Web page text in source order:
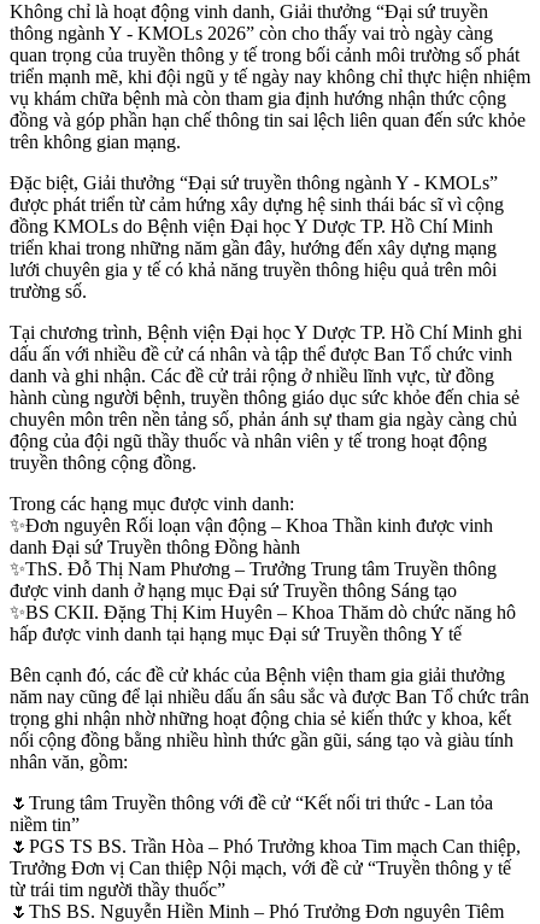
Không chỉ là hoạt động vinh danh, Giải thưởng “Đại sứ truyền
thông ngành Y - KMOLs 2026” còn cho thấy vai trò ngày càng
quan trọng của truyền thông y tế trong bối cảnh môi trường số phát
triển mạnh mẽ, khi đội ngũ y tế ngày nay không chỉ thực hiện nhiệm
vụ khám chữa bệnh mà còn tham gia định hướng nhận thức cộng
đồng và góp phần hạn chế thông tin sai lệch liên quan đến sức khỏe
trên không gian mạng.
Đặc biệt, Giải thưởng “Đại sứ truyền thông ngành Y - KMOLs”
được phát triển từ cảm hứng xây dựng hệ sinh thái bác sĩ vì cộng
đồng KMOLs do Bệnh viện Đại học Y Dược TP. Hồ Chí Minh
triển khai trong những năm gần đây, hướng đến xây dựng mạng
lưới chuyên gia y tế có khả năng truyền thông hiệu quả trên môi
trường số.
Tại chương trình, Bệnh viện Đại học Y Dược TP. Hồ Chí Minh ghi
dấu ấn với nhiều đề cử cá nhân và tập thể được Ban Tổ chức vinh
danh và ghi nhận. Các đề cử trải rộng ở nhiều lĩnh vực, từ đồng
hành cùng người bệnh, truyền thông giáo dục sức khỏe đến chia sẻ
chuyên môn trên nền tảng số, phản ánh sự tham gia ngày càng chủ
động của đội ngũ thầy thuốc và nhân viên y tế trong hoạt động
truyền thông cộng đồng.
Trong các hạng mục được vinh danh:
✨Đơn nguyên Rối loạn vận động – Khoa Thần kinh được vinh
danh Đại sứ Truyền thông Đồng hành
✨ThS. Đỗ Thị Nam Phương – Trưởng Trung tâm Truyền thông
được vinh danh ở hạng mục Đại sứ Truyền thông Sáng tạo
✨BS CKII. Đặng Thị Kim Huyên – Khoa Thăm dò chức năng hô
hấp được vinh danh tại hạng mục Đại sứ Truyền thông Y tế
Bên cạnh đó, các đề cử khác của Bệnh viện tham gia giải thưởng
năm nay cũng để lại nhiều dấu ấn sâu sắc và được Ban Tổ chức trân
trọng ghi nhận nhờ những hoạt động chia sẻ kiến thức y khoa, kết
nối cộng đồng bằng nhiều hình thức gần gũi, sáng tạo và giàu tính
nhân văn, gồm:
🌷Trung tâm Truyền thông với đề cử “Kết nối tri thức - Lan tỏa
niềm tin”
🌷PGS TS BS. Trần Hòa – Phó Trưởng khoa Tim mạch Can thiệp,
Trưởng Đơn vị Can thiệp Nội mạch, với đề cử “Truyền thông y tế
từ trái tim người thầy thuốc”
🌷ThS BS. Nguyễn Hiền Minh – Phó Trưởng Đơn nguyên Tiêm